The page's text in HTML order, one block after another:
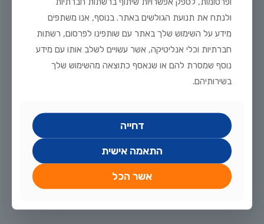
דיסקוסים – וידאו
חיפשת דג מלכותי, מאתגר, יפה (בטירוף!) שדורש רמת גידול גבוהה
וניסיון אבל גם מתגמל בהתאם? הדיסקוסים הם הדג שלך. ציקלידים
אמריקאיים מרהיבים, בעלי צורה עגולה ושטוחה[…]
ולנתח את תנועת הגולשים באתר. בנוסף, אנו משתפים
מידע על השימוש שלך באתר עם שותפינו לפרסום, רשתות
חברתיות וכלי אנליטיקה, אשר עשויים לשלב אותו עם מידע
נוסף שמסרת להם או שנאסף כתוצאה מהשימוש שלך
בשירותיהם.
דחייה
התאמה אישית
אשר הכל